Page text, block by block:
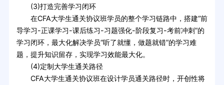
(3)打造完善学习闭环
在CFA大学生通关协议班学员的整个学习链路中，搭建“前
导学习-正课学习-课后练习-习题强化-阶段复习-考前冲刺”的
学习闭环，最大化解决学员“听了就懂，做题就错”的学习难
题，提升知识留存，实现学习效能最大化。
(4)定制大学生通关路径
CFA大学生通关协议班在设计学员通关路径时，开创性将